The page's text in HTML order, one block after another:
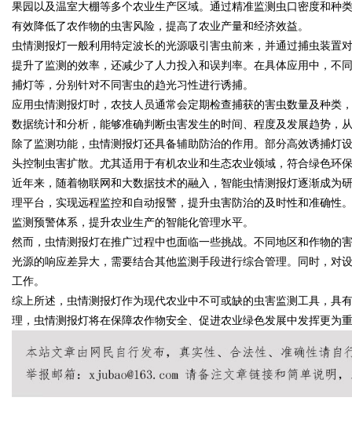
uz
!
果园以及温室大棚等多个农业生产区域。通过精准监测虫口密度和种
有效降低了农作物的虫害风险，提高了农业产量和经济效益。
虫情测报灯一般利用特定波长的光源吸引害虫前来，并通过捕虫装置
提升了监测的效率，还减少了人力投入和误判率。在具体应用中，不
捕灯等，分别针对不同害虫的趋光习性进行诱捕。
应用虫情测报灯时，农技人员通常会定期检查捕获的害虫数量及种类
数据统计和分析，能够准确判断虫害发生的时间、程度及发展趋势，
除了监测功能，虫情测报灯还具备辅助防治的作用。部分高效诱捕灯
头控制虫害扩散。尤其适用于有机农业和生态农业领域，符合绿色环
近年来，随着物联网和大数据技术的融入，智能虫情测报灯逐渐成为
理平台，实现远程监控和自动报警，提升虫害防治的及时性和准确性
监测预警体系，提升农业生产的智能化管理水平。
然而，虫情测报灯在推广过程中也面临一些挑战。不同地区和作物的
光源的响应差异大，需要结合其他监测手段进行综合管理。同时，对
工作。
综上所述，虫情测报灯作为现代农业中不可或缺的虫害监测工具，具
理，虫情测报灯将在保障农作物安全、促进农业绿色发展中发挥更为